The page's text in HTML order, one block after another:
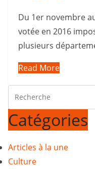
Du 1er novembre
votée en 2016
plusieurs
Read More
Catégories
Articles à la une
Culture